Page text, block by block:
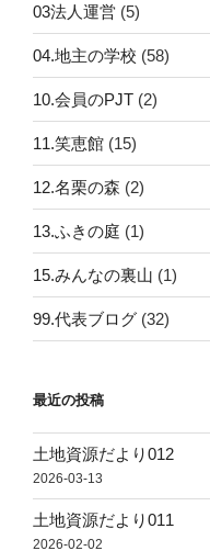
03法人運営 (5)
04.地主の学校 (58)
10.会員のPJT (2)
11.笑恵館 (15)
12.名栗の森 (2)
13.ふきの庭 (1)
15.みんなの裏山 (1)
99.代表ブログ (32)
最近の投稿
土地資源だより012
2026-03-13
土地資源だより011
2026-02-02